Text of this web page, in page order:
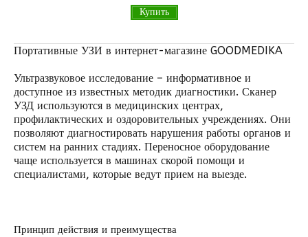
Купить
Портативные УЗИ в интернет-магазине GOODMEDIKA
Ультразвуковое исследование – информативное и
доступное из известных методик диагностики. Сканер
УЗД используются в медицинских центрах,
профилактических и оздоровительных учреждениях. Они
позволяют диагностировать нарушения работы органов и
систем на ранних стадиях. Переносное оборудование
чаще используется в машинах скорой помощи и
специалистами, которые ведут прием на выезде.
Принцип действия и преимущества